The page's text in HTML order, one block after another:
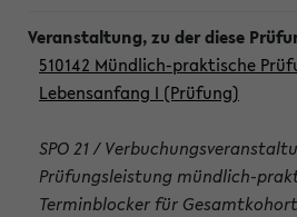
510142 Mündlich-praktische
Lebensanfang I (Prüfung)
SPO 21 /
Prüfungsleistung mündlich-
Terminblocker für